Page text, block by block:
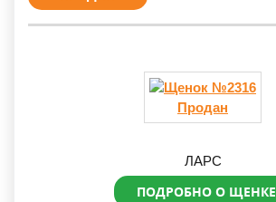
Продан
ЛАРС
ПОДРОБНО О ЩЕНКЕ